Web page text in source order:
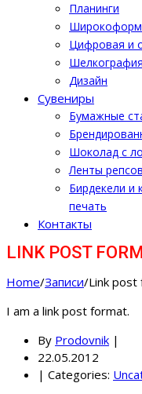
Планинги
Цифровая и
Шелкография
Дизайн
Cувениры
Бумажные
Шоколад с
Ленты
Бирдекели и
печать
Контакты
LINK POST
Home/Записи/Link
I am a link post format.
By Prodovnik |
22.05.2012
| Categories: